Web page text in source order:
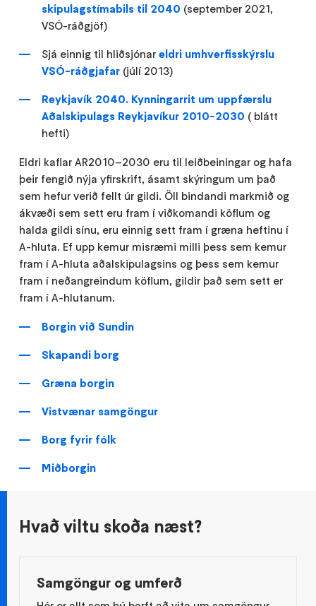
skipulagstímabils til 2040 (september 2021,
VSÓ-ráðgjöf)
Sjá einnig til hliðsjónareldri umhverfisskýrslu
VSÓ-ráðgjafar (júlí 2013)
Reykjavík 2040. Kynningarrit um uppfærslu
Aðalskipulags Reykjavíkur 2010-2030 ( blátt
hefti)
Eldri kaflar AR2010–2030 eru til leiðbeiningar og hafa
þeir fengið nýja yfirskrift, ásamt skýringum um það
sem hefur verið fellt úr gildi. Öll bindandi markmið og
ákvæði sem sett eru fram í viðkomandi köflum og
halda gildi sínu, eru einnig sett fram í græna heftinu í
A-hluta. Ef upp kemur misræmi milli þess sem kemur
fram í A-hluta aðalskipulagsins og þess sem kemur
fram í neðangreindum köflum, gildir það sem sett er
fram í A-hlutanum.
Borgin við Sundin
Skapandi borg
Græna borgin
Vistvænar samgöngur
Borg fyrir fólk
Miðborgin
Hvað viltu skoða næst?
Samgöngur og umferð